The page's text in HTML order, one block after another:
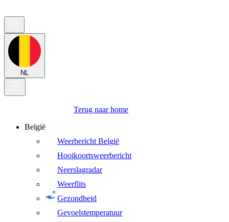
NL
Terug naar home
België
Weerbericht België
Hooikoortsweerbericht
Neerslagradar
Weerflits
Gezondheid
Gevoelstemperatuur